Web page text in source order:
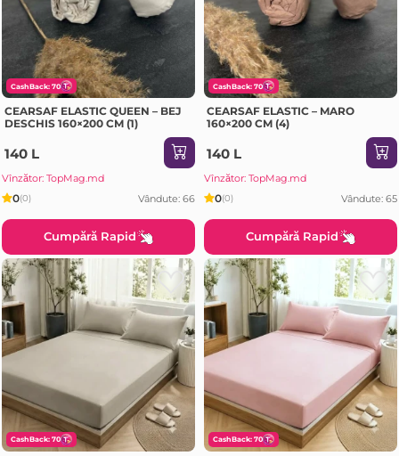
CashBack: 70
CEARSAF ELASTIC QUEEN – BEJ
DESCHIS 160×200 CM (1)
140 L
Vînzător: TopMag.md
0(0) Vândute: 66
Cumpără Rapid
CashBack: 70
CEARSAF ELASTIC – MARO
160×200 CM (4)
140 L
Vînzător: TopMag.md
0(0) Vândute: 65
Cumpără Rapid
CashBack: 70 CashBack: 70